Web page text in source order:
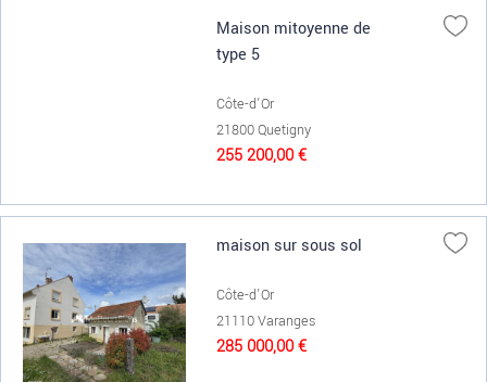
Maison mitoyenne de
type 5
Côte-d'Or
21800 Quetigny
255 200,00 €
maison sur sous sol
Côte-d'Or
21110 Varanges
285 000,00 €